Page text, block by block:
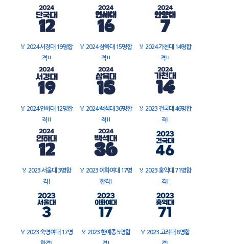
🏅 2024 서경대 19명합
격!!
🏅 2024 삼육대 15명합
격!!
🏅 2024 가천대 14명합
격!!
🏅 2024 인하대 12명합
격!!
🏅 2024 백석대 36명합
격!!
🏅 2023 건국대 46명합
격!
🏅 2023 서울대 3명합
격!
🏅 2023 이화여대 17명
합격!
🏅 2023 홍익대 71명합
격!
🏅 2023 숙명여대 17명
🏅 2023 한예종 5명합
🏅 2023 고려대 8명합